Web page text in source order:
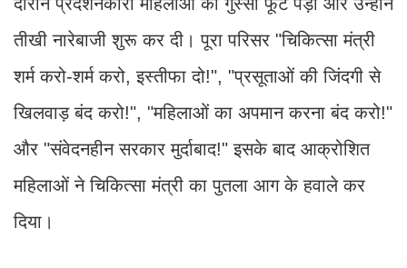
तीखी नारेबाजी शुरू कर दी। पूरा परिसर "चिकित्सा मंत्री
शर्म करो-शर्म करो, इस्तीफा दो!", "प्रसूताओं की जिंदगी से
खिलवाड़ बंद करो!", "महिलाओं का अपमान करना बंद करो!"
और "संवेदनहीन सरकार मुर्दाबाद!" इसके बाद आक्रोशित
महिलाओं ने चिकित्सा मंत्री का पुतला आग के हवाले कर
दिया।